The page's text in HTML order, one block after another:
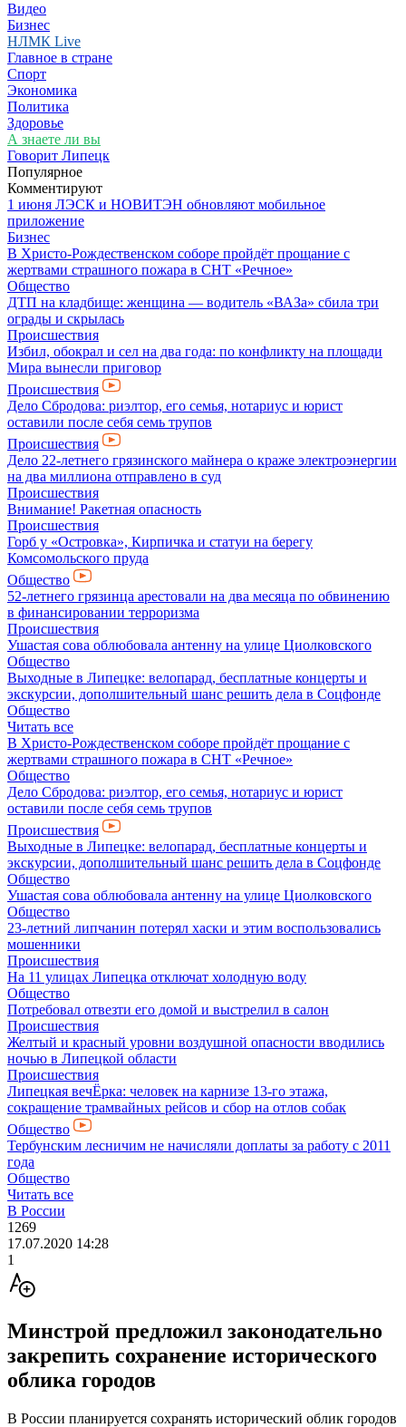
Видео
Бизнес
НЛМК Live
Главное в стране
Спорт
Экономика
Политика
Здоровье
А знаете ли вы
Говорит Липецк
Популярное
Комментируют
1 июня ЛЭСК и НОВИТЭН обновляют мобильное
приложение
Бизнес
В Христо-Рождественском соборе пройдёт прощание с
жертвами страшного пожара в СНТ «Речное»
Общество
ДТП на кладбище: женщина — водитель «ВАЗа» сбила три
ограды и скрылась
Происшествия
Избил, обокрал и сел на два года: по конфликту на площади
Мира вынесли приговор
Происшествия
Дело Сбродова: риэлтор, его семья, нотариус и юрист
оставили после себя семь трупов
Происшествия
Дело 22-летнего грязинского майнера о краже электроэнергии
на два миллиона отправлено в суд
Происшествия
Внимание! Ракетная опасность
Происшествия
Горб у «Островка», Кирпичка и статуи на берегу
Комсомольского пруда
Общество
52-летнего грязинца арестовали на два месяца по обвинению
в финансировании терроризма
Происшествия
Ушастая сова облюбовала антенну на улице Циолковского
Общество
Выходные в Липецке: велопарад, бесплатные концерты и
экскурсии, дополшительный шанс решить дела в Соцфонде
Общество
Читать все
В Христо-Рождественском соборе пройдёт прощание с
жертвами страшного пожара в СНТ «Речное»
Общество
Дело Сбродова: риэлтор, его семья, нотариус и юрист
оставили после себя семь трупов
Происшествия
Выходные в Липецке: велопарад, бесплатные концерты и
экскурсии, дополшительный шанс решить дела в Соцфонде
Общество
Ушастая сова облюбовала антенну на улице Циолковского
Общество
23-летний липчанин потерял хаски и этим воспользовались
мошенники
Происшествия
На 11 улицах Липецка отключат холодную воду
Общество
Потребовал отвезти его домой и выстрелил в салон
Происшествия
Желтый и красный уровни воздушной опасности вводились
ночью в Липецкой области
Происшествия
Липецкая вечЁрка: человек на карнизе 13-го этажа,
сокращение трамвайных рейсов и сбор на отлов собак
Общество
Тербунским лесничим не начисляли доплаты за работу с 2011
года
Общество
Читать все
В России
1269
17.07.2020 14:28
1
Минстрой предложил законодательно
закрепить сохранение исторического
облика городов
В России планируется сохранять исторический облик городов